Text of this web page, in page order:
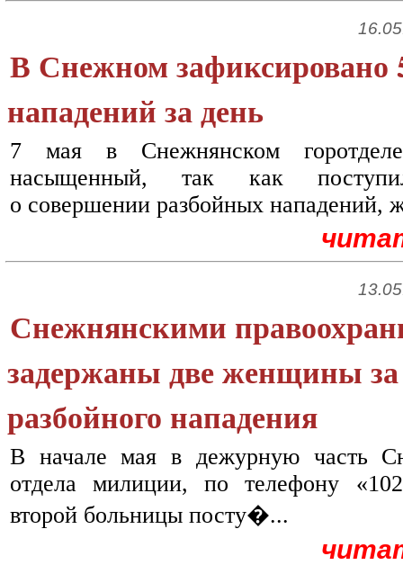
В Снежном зафиксировано
нападений за день
7 мая в Снежнянском
насыщенный, так как
о совершении разбойных нападений,
Снежнянскими
задержаны две женщины
разбойного нападения
В начале мая в дежурную часть
отдела милиции, по телефону
второй больницы посту�...